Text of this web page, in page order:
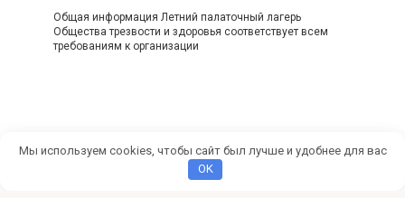
Общая информация Летний палаточный лагерь
Общества трезвости и здоровья соответствует всем
требованиям к организации
Мы используем cookies, чтобы сайт был лучше и удобнее для вас
OK